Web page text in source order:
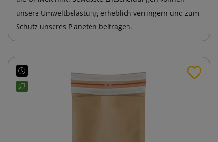
unsere Umweltbelastung erheblich verringern und zum
Schutz unseres Planeten beitragen.